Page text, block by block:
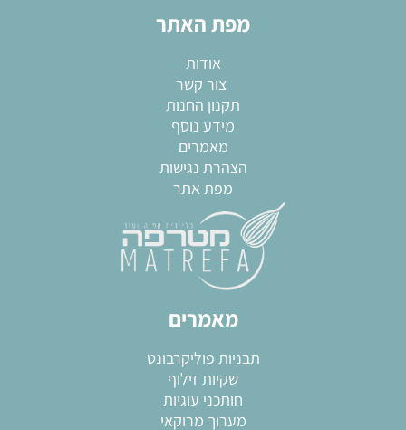
מפת האתר
אודות
צור קשר
תקנון החנות
מידע נוסף
מאמרים
הצהרת נגישות
מפת אתר
מאמרים
תבניות פוליקרבונט
שקיות זילוף
חותכני עוגיות
מערוך מרוקאי